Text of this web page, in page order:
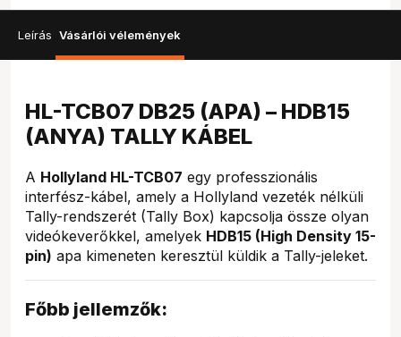
Leírás Vásárlói vélemények
HL-TCB07 DB25 (APA) – HDB15
(ANYA) TALLY KÁBEL
A Hollyland HL-TCB07 egy professzionális
interfész-kábel, amely a Hollyland vezeték nélküli
Tally-rendszerét (Tally Box) kapcsolja össze olyan
videókeverőkkel, amelyek HDB15 (High Density 15-
pin) apa kimeneten keresztül küldik a Tally-jeleket.
Főbb jellemzők: